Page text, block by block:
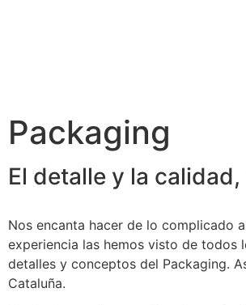
Packaging
El detalle y la
Nos encanta hacer de lo complicado
experiencia las hemos visto de todos
detalles y conceptos del Packaging.
Cataluña.